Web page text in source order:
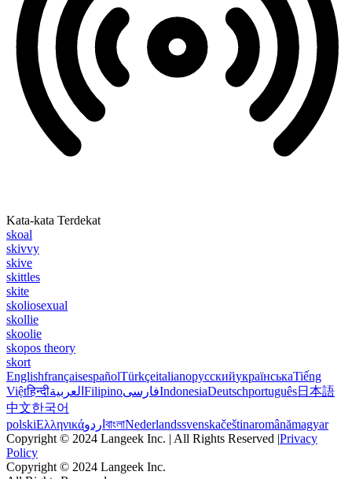
Kata-kata Terdekat
skoal
skivvy
skive
skittles
skite
skoliosexual
skollie
skoolie
skopos theory
skort
EnglishfrançaisespañolTürkçeitalianoрусскийукраїнськаTiếng
Việtहिन्दीالعربية FilipinoفارسیIndonesiaDeutschportuguês日本語
中文한국어
polskiΕλληνικάاردو বাংলাNederlandssvenskačeštinaromânămagyar
Copyright © 2024 Langeek Inc. | All Rights Reserved |Privacy
Policy
Copyright © 2024 Langeek Inc.